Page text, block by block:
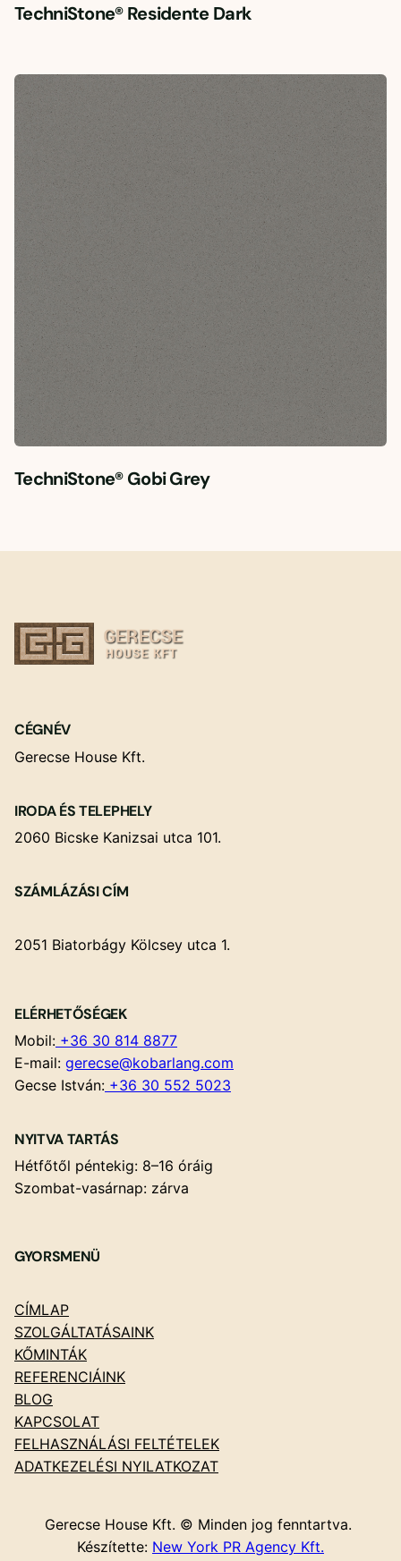
TechniStone® Residente Dark
TechniStone® Gobi Grey
CÉGNÉV
Gerecse House Kft.
IRODA ÉS TELEPHELY
2060 Bicske Kanizsai utca 101.
SZÁMLÁZÁSI CÍM
2051 Biatorbágy Kölcsey utca 1.
ELÉRHETŐSÉGEK
Mobil: +36 30 814 8877
E-mail: gerecse@kobarlang.com
Gecse István: +36 30 552 5023
NYITVA TARTÁS
Hétfőtől péntekig: 8–16 óráig
Szombat-vasárnap: zárva
GYORSMENÜ
CÍMLAP
SZOLGÁLTATÁSAINK
KŐMINTÁK
REFERENCIÁINK
BLOG
KAPCSOLAT
FELHASZNÁLÁSI FELTÉTELEK
ADATKEZELÉSI NYILATKOZAT
Gerecse House Kft. © Minden jog fenntartva.
Készítette: New York PR Agency Kft.